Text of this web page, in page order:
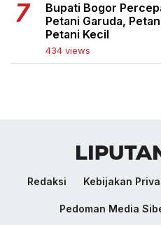
Bupati Bogor
Petani Garuda,
Petani Kecil
434 views
Redaksi Kebijakan
Pedoman Media